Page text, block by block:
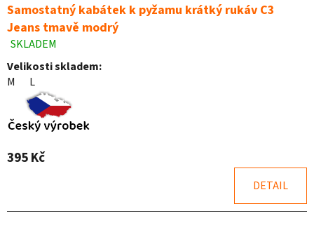
Samostatný kabátek k pyžamu krátký rukáv C3
Jeans tmavě modrý
Průměrné
hodnocení
produktu
z
hvězdiček.
SKLADEM
Velikosti skladem:
M
L
395 Kč
DETAIL